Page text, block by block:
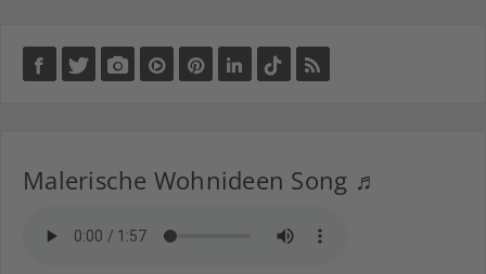
Malerische Wohnideen Song ♬